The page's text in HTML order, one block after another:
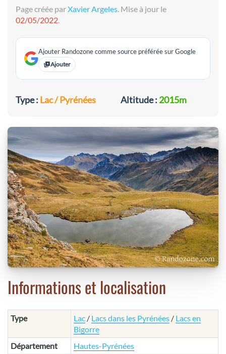
Page créée parXavier Argeles. Mise à jour le
02/05/2022.
Ajouter Randozone comme source préférée sur Google
Ajouter
Type : Lac / Pyrénées Altitude : 2015m
Informations et localisation
Type Lac / Lacs dans les Pyrénées / Lacs en
Bigorre
Département
Hautes-Pyrénées